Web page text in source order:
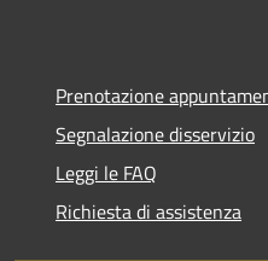
Prenotazione
Segnalazione disservizio
Leggi le FAQ
Richiesta di assistenza